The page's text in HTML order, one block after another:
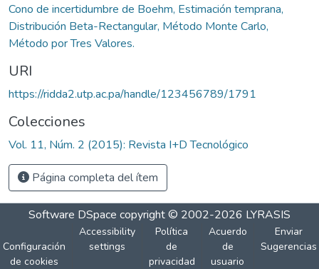
Cono de incertidumbre de Boehm, Estimación temprana,
Distribución Beta-Rectangular, Método Monte Carlo,
Método por Tres Valores.
URI
https://ridda2.utp.ac.pa/handle/123456789/1791
Colecciones
Vol. 11, Núm. 2 (2015): Revista I+D Tecnológico
Página completa del ítem
Software DSpace copyright © 2002-2026 LYRASIS
Configuración
de cookies
Accessibility
settings
Política
de
privacidad
Acuerdo
de
usuario
Enviar
Sugerencias